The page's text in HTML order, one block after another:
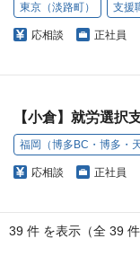
東京（淡路町） 支援
応相談 正社員
【小倉】就労選択
応相談 正社員
39 件 を表示（全 39 件